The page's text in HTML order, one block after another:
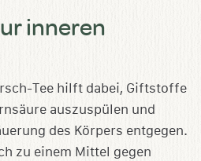
inneren
Tee hilft dabei, Giftstoffe
auszuspülen und
des Körpers entgegen.
zu einem Mittel gegen